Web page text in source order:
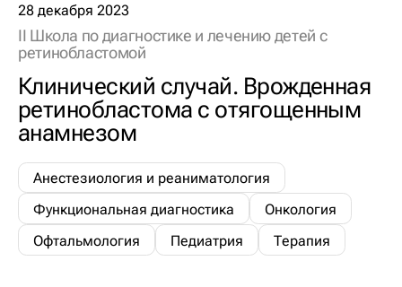
28 декабря 2023
II Школа по диагностике и лечению детей с
ретинобластомой
Клинический случай. Врожденная
ретинобластома с отягощенным
анамнезом
Анестезиология и реаниматология
Функциональная диагностика
Онкология
Офтальмология
Педиатрия Терапия